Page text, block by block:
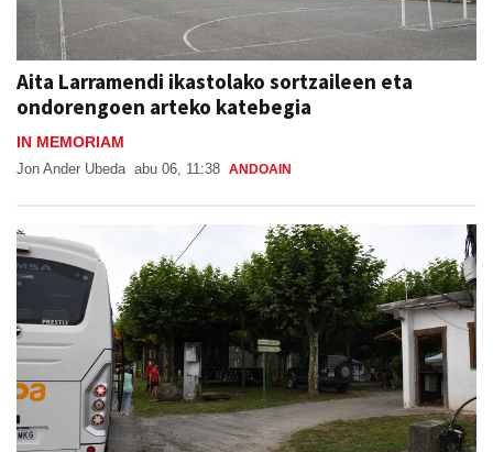
Aita Larramendi ikastolako sortzaileen eta
ondorengoen arteko katebegia
IN MEMORIAM
Jon Ander Ubeda abu 06, 11:38 ANDOAIN